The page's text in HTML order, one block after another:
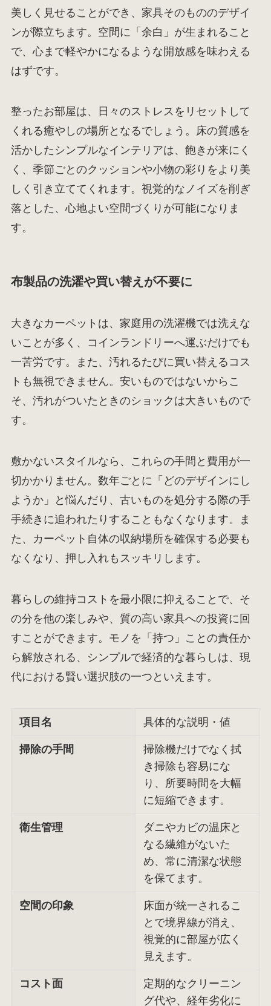
美しく見せることができ、家具そのもののデザイ
ンが際立ちます。空間に「余白」が生まれること
で、心まで軽やかになるような開放感を味わえる
はずです。
整ったお部屋は、日々のストレスをリセットして
くれる癒やしの場所となるでしょう。床の質感を
活かしたシンプルなインテリアは、飽きが来にく
く、季節ごとのクッションや小物の彩りをより美
しく引き立ててくれます。視覚的なノイズを削ぎ
落とした、心地よい空間づくりが可能になりま
す。
布製品の洗濯や買い替えが不要に
大きなカーペットは、家庭用の洗濯機では洗えな
いことが多く、コインランドリーへ運ぶだけでも
一苦労です。また、汚れるたびに買い替えるコス
トも無視できません。安いものではないからこ
そ、汚れがついたときのショックは大きいもので
す。
敷かないスタイルなら、これらの手間と費用が一
切かかりません。数年ごとに「どのデザインにし
ようか」と悩んだり、古いものを処分する際の手
手続きに追われたりすることもなくなります。ま
た、カーペット自体の収納場所を確保する必要も
なくなり、押し入れもスッキリします。
暮らしの維持コストを最小限に抑えることで、そ
の分を他の楽しみや、質の高い家具への投資に回
すことができます。モノを「持つ」ことの責任か
ら解放される、シンプルで経済的な暮らしは、現
代における賢い選択肢の一つといえます。
項目名 具体的な説明・値
掃除の手間
掃除機だけでなく拭
き掃除も容易にな
り、所要時間を大幅
に短縮できます。
衛生管理
ダニやカビの温床と
なる繊維がないた
め、常に清潔な状態
を保てます。
空間の印象
床面が統一されるこ
とで境界線が消え、
視覚的に部屋が広く
見えます。
コスト面
定期的なクリーニン
グ代や、経年劣化に